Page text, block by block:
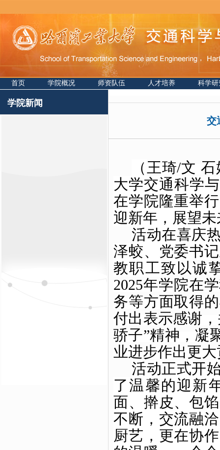
首页 学院概况 师资队伍 人才培养 科学研
学院新闻
交
（王琦/文 石
大学交通科学
在学院隆重举
迎新年，展望
活动在喜庆
泽蛟、党委书
教职工致以诚
2025年学院在
务等方面取得
付出表示感谢
骄子”精神，凝
业进步作出更
活动正式开
了温馨的迎新
面、擀皮、包
不断，交流融
厨艺，更在协